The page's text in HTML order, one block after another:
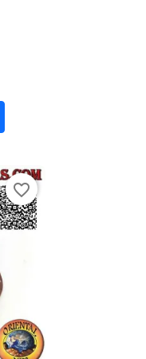
al carrello
favorite_border